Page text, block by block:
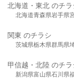
北海道・東北 のチラ
北海道青森県岩手県
関東 のチラシ
茨城県栃木県群馬県
甲信越・北陸 のチラ
新潟県富山県石川県